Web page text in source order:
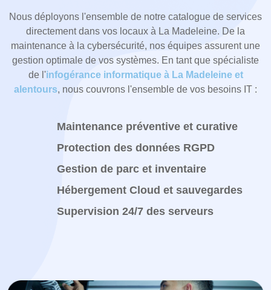
Nous déployons l'ensemble de notre catalogue de services
directement dans vos locaux à La Madeleine. De la
maintenance à la cybersécurité, nos équipes assurent une
gestion optimale de vos systèmes. En tant que spécialiste
de l'infogérance informatique à La Madeleine et
alentours, nous couvrons l'ensemble de vos besoins IT :
Maintenance préventive et curative
Protection des données RGPD
Gestion de parc et inventaire
Hébergement Cloud et sauvegardes
Supervision 24/7 des serveurs